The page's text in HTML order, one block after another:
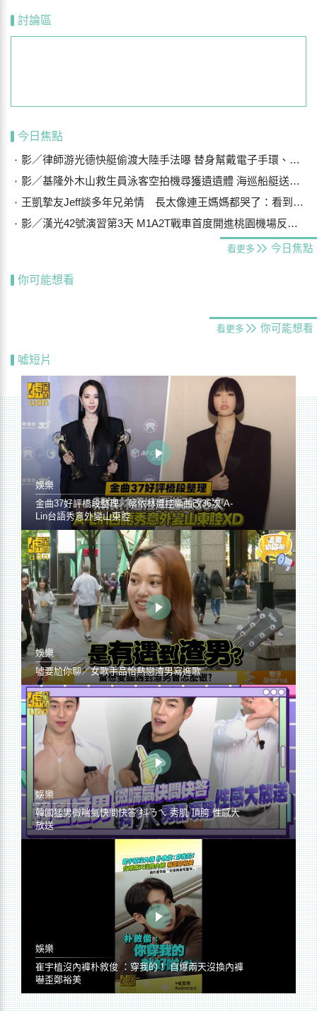
討論區
今日焦點
影／律師游光德快艇偷渡大陸手法曝 替身幫戴電子手環、海陸設7斷點
影／基隆外木山救生員泳客空拍機尋獲遺遺體 海巡船艇送上岸
王凱摯友Jeff談多年兄弟情 長太像連王媽媽都哭了：看到他想到兒子
影／漢光42號演習第3天 M1A2T戰車首度開進桃園機場反機降
看更多 今日焦點
你可能想看
看更多 你可能想看
噓短片
娛樂
金曲37好評橋段整理／蔡依林遭控編曲改36次 A-
Lin台語秀意外變山東腔
娛樂
噓要尬你聊／女歌手品怡熱戀渣男寫進歌
娛樂
韓國猛男微喘氣快問快答 抖ㄋㄟ 秀肌 頂胯 性感大
放送
娛樂
崔宇植沒內褲朴敘俊 ：穿我的！ 自爆兩天沒換內褲
嚇歪鄭裕美